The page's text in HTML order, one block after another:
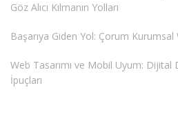
Göz Alıcı Kılmanın Yolları
Başarıya Giden Yol: Çorum Kurumsal
Web Tasarımı ve Mobil Uyum: Dijital
İpuçları